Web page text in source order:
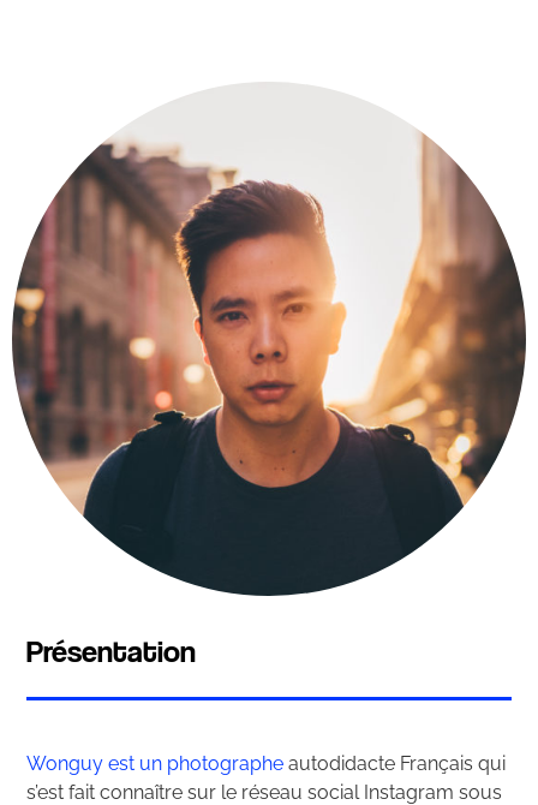
Présentation
Wonguy est un photographe autodidacte Français qui
s’est fait connaître sur le réseau social Instagram sous